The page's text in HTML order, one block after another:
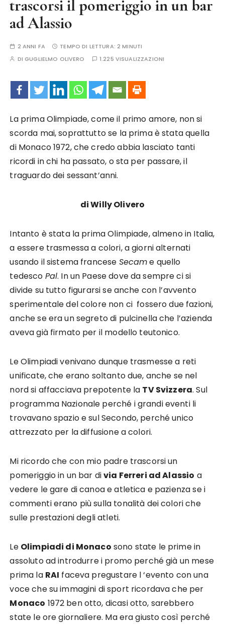
trascorsi il pomeriggio in un bar
ad Alassio
2 ANNI FA TEMPO DI LETTURA:2 MINUTI
DIGUGLIELMO OLIVERO 1.225 VISUALIZZAZIONI
La prima Olimpiade, come il primo amore, non si
scorda mai, soprattutto se la prima è stata quella
di Monaco 1972, che credo abbia lasciato tanti
ricordi in chi ha passato, o sta per passare, il
traguardo dei sessant’anni.
di Willy Olivero
Intanto è stata la prima Olimpiade, almeno in Italia,
a essere trasmessa a colori, a giorni alternati
usando il sistema francese Secame quello
tedesco Pal. In un Paese dove da sempre ci si
divide su tutto figurarsi se anche con l’avvento
sperimentale del colore non ci fossero due fazioni,
anche se era un segreto di pulcinella che l’azienda
aveva già firmato per il modello teutonico.
Le Olimpiadi venivano dunque trasmesse a reti
unificate, che erano soltanto due, anche se nel
nord si affacciava prepotente la TV Svizzera. Sul
programma Nazionale perché i grandi eventi li
trovavano spazio e sul Secondo, perché unico
attrezzato per la diffusione a colori.
Mi ricordo che con mio padre trascorsi un
pomeriggio in un bar divia Ferreri ad Alassio a
vedere le gare di canoa e atletica e pazienza se i
commenti erano più sulla tonalità dei colori che
sulle prestazioni degli atleti.
Le Olimpiadi di Monaco sono state le prime in
assoluto ad introdurre i promo perché già un mese
prima la RAI faceva pregustare l ‘evento con una
voce che su immagini di sport ricordava che per
Monaco 1972 ben otto, dicasi otto, sarebbero
state le ore giornaliere. Ma era giusto così perché